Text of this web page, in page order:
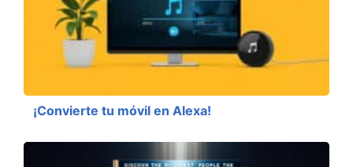
¡Convierte tu móvil en Alexa!